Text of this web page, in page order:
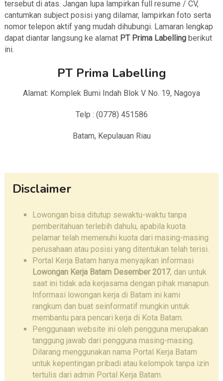
tersebut di atas. Jangan lupa lampirkan full resume / CV,
cantumkan subject posisi yang dilamar, lampirkan foto serta
nomor telepon aktif yang mudah dihubungi. Lamaran lengkap
dapat diantar langsung ke alamat PT Prima Labellingberikut
ini.
PT Prima Labelling
Alamat: Komplek Bumi Indah Blok V No. 19, Nagoya
Telp : (0778) 451586
Batam, Kepulauan Riau
Disclaimer
Lowongan bisa ditutup sewaktu-waktu tanpa
pemberitahuan terlebih dahulu, apabila kuota
pelamar telah memenuhi kuota dari masing-masing
perusahaan atau posisi yang ditentukan telah terisi.
Portal Kerja Batam hanya menyajikan informasi
Lowongan Kerja Batam Desember 2017, dan untuk
saat ini tidak ada kerjasama dengan pihak manapun.
Informasi lowongan kerja di Batam ini kami
rangkum dan buat seinformatif mungkin untuk
membantu para pencari kerja di Kota Batam.
Penggunaan website ini oleh pengguna merupakan
tanggung jawab dari pengguna masing-masing.
Dilarang menggunakan nama Portal Kerja Batam
untuk kepentingan pribadi atau kelompok tanpa izin
tertulis dari admin Portal Kerja Batam.